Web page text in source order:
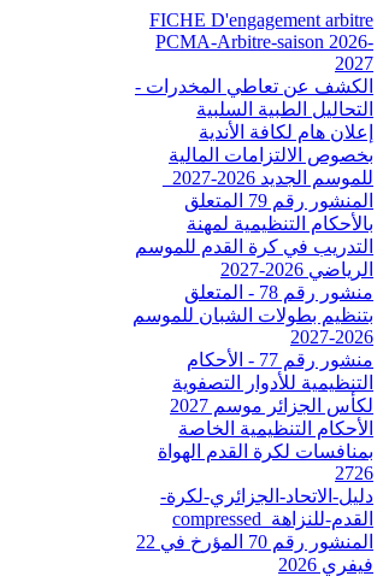
FICHE D'engagement arbitre
PCMA-Arbitre-saison 2026-
2027
الكشف عن تعاطي المخدرات -
التحاليل الطبية السلبية
إعلان هام لكافة الأندية
بخصوص الالتزامات المالية
للموسم الجديد 2026-2027_
المنشور رقم 79 المتعلق
بالأحكام التنظيمية لمهنة
التدريب في كرة القدم للموسم
الرياضي 2026-2027
منشور رقم 78 - المتعلق
بتنظيم بطولات الشبان للموسم
2026-2027
منشور رقم 77 - الأحكام
التنظيمية للأدوار التصفوية
لكأس الجزائر موسم 2027
الأحكام التنظيمية الخاصة
بمنافسات لكرة القدم الهواة
2726
دليل-الاتحاد-الجزائري-لكرة-
القدم-للنزاهة_compressed
المنشور رقم 70 المؤرخ في 22
فيفري 2026